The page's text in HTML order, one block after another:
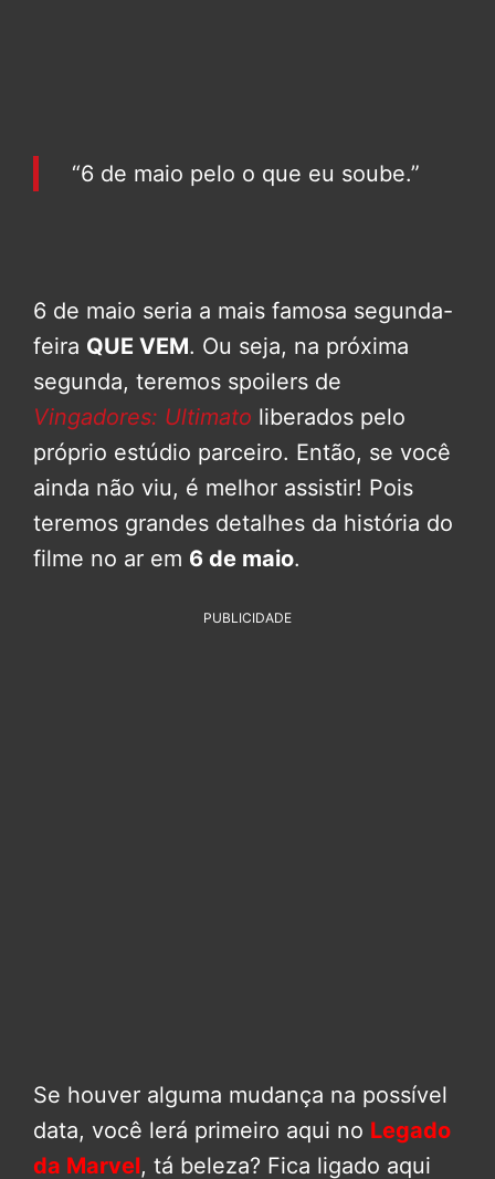
“6 de maio pelo o que eu soube.”
6 de maio seria a mais famosa segunda-
feira QUE VEM. Ou seja, na próxima
segunda, teremos spoilers de
Vingadores: Ultimato liberados pelo
próprio estúdio parceiro. Então, se você
ainda não viu, é melhor assistir! Pois
teremos grandes detalhes da história do
filme no ar em 6 de maio.
PUBLICIDADE
Se houver alguma mudança na possível
data, você lerá primeiro aqui no Legado
da Marvel, tá beleza? Fica ligado aqui